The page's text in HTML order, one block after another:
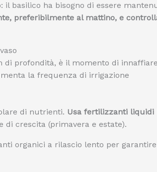
il basilico ha bisogno di essere
preferibilmente al mattino, e
di profondità, è il momento di innaffiare
la frequenza di irrigazione
di nutrienti. Usa fertilizzanti liquidi
di crescita (primavera e estate).
organici a rilascio lento per garantire